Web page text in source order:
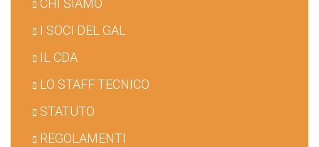
CHI SIAMO
I SOCI DEL GAL
IL CDA
LO STAFF TECNICO
STATUTO
REGOLAMENTI